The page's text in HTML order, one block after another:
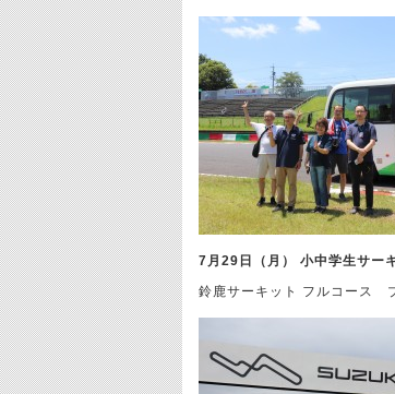
7月29日（月） 小中学生サー
鈴鹿サーキット フルコース